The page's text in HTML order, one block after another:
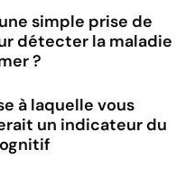
simple prise de
détecter la maladie
?
à laquelle vous
un indicateur du